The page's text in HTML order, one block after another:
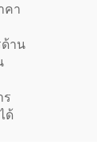
คา
าน
ร
ด้